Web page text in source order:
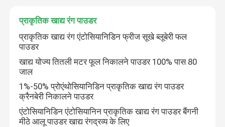
प्राकृतिक खाद्य रंग पाउडर
प्राकृतिक खाद्य रंग एंटोसियानिडिन फ्रीज सूखे ब्लूबेरी फल
पाउडर
खाद्य योज्य तितली मटर फूल निकालने पाउडर 100% पास 80
जाल
1%-50% प्रोएंथोसियानिडिन प्राकृतिक खाद्य रंग पाउडर
क्रैनबेरी निकालने पाउडर
एंटोसियानिडिन एंटोसियानिन प्राकृतिक खाद्य रंग पाउडर बैंगनी
मीठे आलू पाउडर खाद्य रंगद्रव्य के लिए